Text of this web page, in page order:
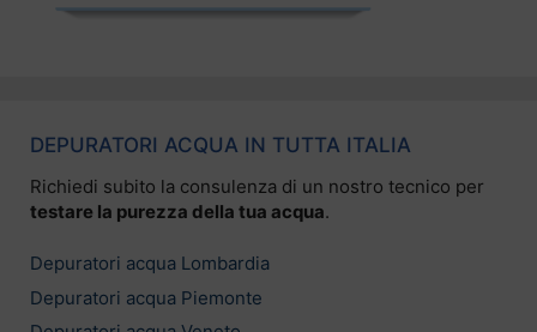
DEPURATORI ACQUA IN TUTTA ITALIA
Richiedi subito la consulenza di un nostro tecnico per
testare la purezza della tua acqua.
Depuratori acqua Lombardia
Depuratori acqua Piemonte